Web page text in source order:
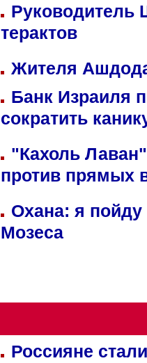
Руководитель
терактов
Жителя
Банк Израиля
сократить
"Кахоль
против прямых
Охана: я пойду
Мозеса
Россияне